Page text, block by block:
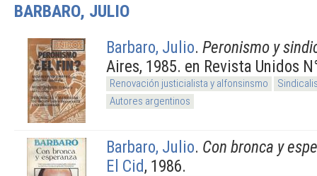
BARBARO, JULIO
Barbaro, Julio. Peronismo y
Aires, 1985. en Revista Unidos
Renovación justicialista y alfonsinsmo
Autores argentinos
Barbaro, Julio. Con bronca y
El Cid, 1986.